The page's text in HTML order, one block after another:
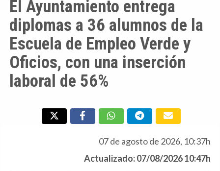
El Ayuntamiento entrega
diplomas a 36 alumnos de la
Escuela de Empleo Verde y
Oficios, con una inserción
laboral de 56%
07 de agosto de 2026, 10:37h
Actualizado: 07/08/2026 10:47h